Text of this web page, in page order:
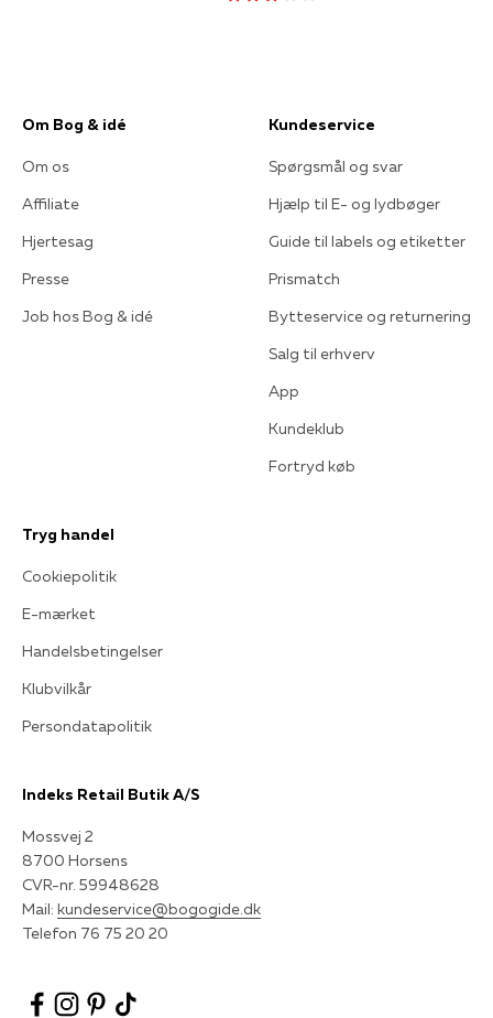
Om Bog & idé
Om os
Affiliate
Hjertesag
Presse
Job hos Bog & idé
Kundeservice
Spørgsmål og svar
Hjælp til E- og lydbøger
Guide til labels og etiketter
Prismatch
Bytteservice og returnering
Salg til erhverv
App
Kundeklub
Fortryd køb
Tryg handel
Cookiepolitik
E-mærket
Handelsbetingelser
Klubvilkår
Persondatapolitik
Indeks Retail Butik A/S
Mossvej 2
8700 Horsens
CVR-nr. 59948628
Mail: kundeservice@bogogide.dk
Telefon 76 75 20 20